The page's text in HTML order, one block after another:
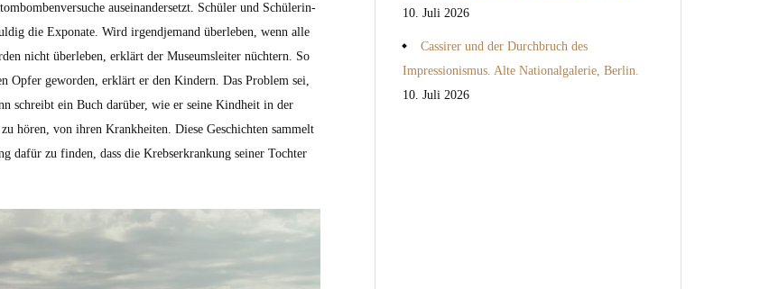
auseinan­der­set­zt. Schüler und Schü­lerin­
die Exponate. Wird irgend­je­mand über­leben, wenn alle
nicht über­leben, erk­lärt der Muse­um­sleit­er nüchtern. So
Opfer gewor­den, erk­lärt er den Kindern. Das Prob­lem sei,
schreibt ein Buch darüber, wie er seine Kind­heit in der
hören, von ihren Krankheit­en. Diese Geschicht­en sam­melt
dafür zu find­en, dass die Kreb­serkrankung sein­er Tochter
10. Juli 2026
Cassirer und der Durchbruch des
Impressionismus. Alte Nationalgalerie, Berlin.
10. Juli 2026